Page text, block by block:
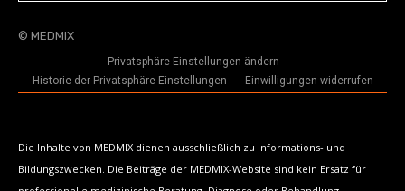
© MEDMIX
Privatsphäre-Einstellungen ändern
Historie der Privatsphäre-Einstellungen
Einwilligungen widerrufen
Die Inhalte von MEDMIX dienen ausschließlich zu Informations- und
Bildungszwecken. Die Beiträge der MEDMIX-Website sind kein Ersatz für